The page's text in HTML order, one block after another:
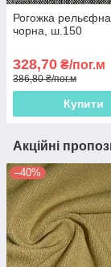
Рогожка рельєфна
чорна, ш.150
328,70 ₴/пог.м
386,80 ₴/пог.м
Купити
Акційні
–40%